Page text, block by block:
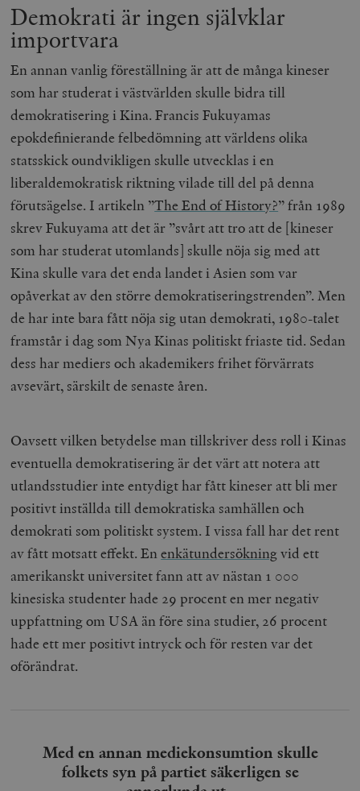
Demokrati är ingen självklar
importvara
En annan vanlig föreställning är att de många kineser
som har studerat i västvärlden skulle bidra till
demokratisering i Kina. Francis Fukuyamas
epokdefinierande felbedömning att världens olika
statsskick oundvikligen skulle utvecklas i en
liberaldemokratisk riktning vilade till del på denna
förutsägelse. I artikeln ”The End of History?” från 1989
skrev Fukuyama att det är ”svårt att tro att de [kineser
som har studerat utomlands] skulle nöja sig med att
Kina skulle vara det enda landet i Asien som var
opåverkat av den större demokratiseringstrenden”. Men
de har inte bara fått nöja sig utan demokrati, 1980-talet
framstår i dag som Nya Kinas politiskt friaste tid. Sedan
dess har mediers och akademikers frihet förvärrats
avsevärt, särskilt de senaste åren.
Oavsett vilken betydelse man tillskriver dess roll i Kinas
eventuella demokratisering är det värt att notera att
utlandsstudier inte entydigt har fått kineser att bli mer
positivt inställda till demokratiska samhällen och
demokrati som politiskt system. I vissa fall har det rent
av fått motsatt effekt. Enenkätundersökningvid ett
amerikanskt universitet fann att av nästan 1 000
kinesiska studenter hade 29 procent en mer negativ
uppfattning om USA än före sina studier, 26 procent
hade ett mer positivt intryck och för resten var det
oförändrat.
Med en annan mediekonsumtion skulle
folkets syn på partiet säkerligen se